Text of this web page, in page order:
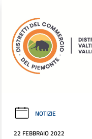
NOTIZIE
22 FEBBRAIO 2022